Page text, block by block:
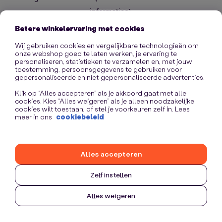
information).
Betere winkelervaring met cookies
Wij gebruiken cookies en vergelijkbare technologieën om
onze webshop goed te laten werken, je ervaring te
personaliseren, statistieken te verzamelen en, met jouw
toestemming, persoonsgegevens te gebruiken voor
gepersonaliseerde en niet-gepersonaliseerde advertenties.
Klik op “Alles accepteren” als je akkoord gaat met alle
cookies. Kies “Alles weigeren” als je alleen noodzakelijke
cookies wilt toestaan, of stel je voorkeuren zelf in. Lees
meer in ons cookiebeleid
Zelf instellen
Alles weigeren
Alles accepteren